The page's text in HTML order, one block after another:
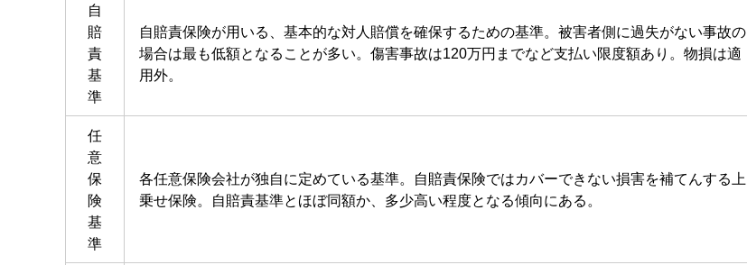
自
賠
責
基
準
自賠責保険が用いる、基本的な対人賠償を確保するための基準。被害者側に過失がない事故の
場合は最も低額となることが多い。傷害事故は120万円までなど支払い限度額あり。物損は適
用外。
任
意
保
険
基
準
各任意保険会社が独自に定めている基準。自賠責保険ではカバーできない損害を補てんする上
乗せ保険。自賠責基準とほぼ同額か、多少高い程度となる傾向にある。